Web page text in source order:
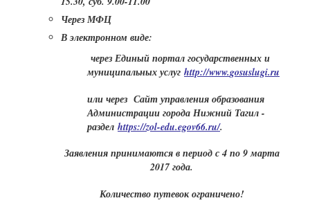
Через МФЦ
В электронном виде:
через Единый портал государственных и
муниципальных услуг http://www.gosuslugi.ru
или через Сайт управления образования
Администрации города Нижний Тагил -
раздел https://zol-edu.egov66.ru/.
Заявления принимаются в период с 4 по 9 марта
2017 года.
Количество путевок ограничено!